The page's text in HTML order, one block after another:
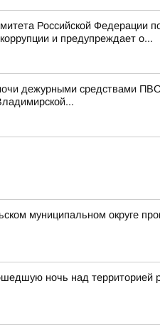
Российской
и предупреждает о...
дежурными средствами ПВО
муниципальном округе
ночь над территорией